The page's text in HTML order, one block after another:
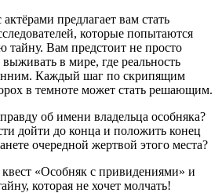
предлагает вам стать
которые попытаются
тайну. Вам предстоит не просто
в мире, где реальность
Каждый шаг по скрипящим
в темноте может стать решающим.
об имени владельца особняка?
дойти до конца и положить конец
очередной жертвой этого места?
«Особняк с привидениями» и
которая не хочет молчать!